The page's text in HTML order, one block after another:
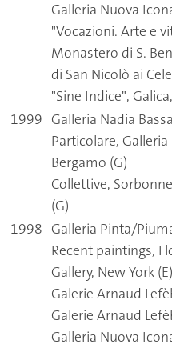
Galleria Nuova
"Vocazioni. Arte e
Monastero di S.
di San Nicolò ai
"Sine Indice",
1999 Galleria Nadia
Particolare,
Bergamo (G)
Collettive,
(G)
1998 Galleria Pinta/
Recent paintings,
Gallery, New York (E)
Galerie Arnaud
Galerie Arnaud
Galleria Nuova